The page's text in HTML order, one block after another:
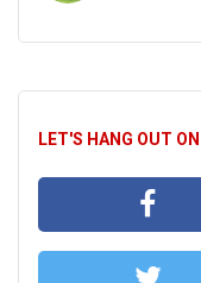
LET'S HANG OUT